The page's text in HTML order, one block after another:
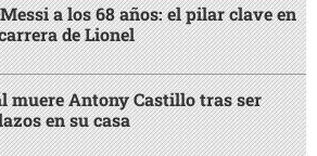
a los 68 años: el pilar clave en
de Lionel
muere Antony Castillo tras ser
en su casa